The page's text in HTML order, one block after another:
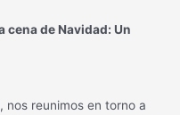
cena de Navidad: Un
nos reunimos en torno a